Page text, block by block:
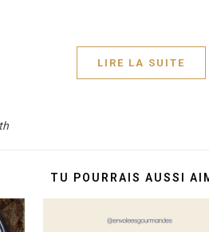
LIRE LA SUITE
TU POURRAIS AUSSI